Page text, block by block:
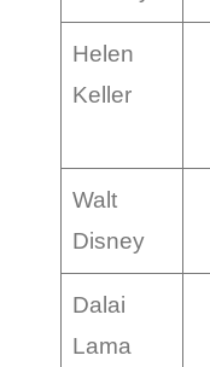
Helen
Keller
Walt
Disney
Dalai
Lama